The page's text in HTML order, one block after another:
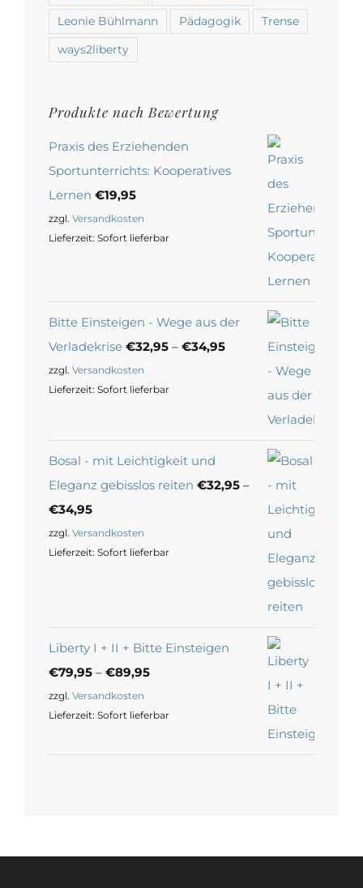
Leonie Bühlmann Pädagogik Trense
ways2liberty
Produkte nach Bewertung
Praxis des Erziehenden
Sportunterrichts: Kooperatives
Lernen €19,95
zzgl. Versandkosten
Lieferzeit: Sofort lieferbar
Bitte Einsteigen - Wege aus der
Verladekrise €32,95 – €34,95
zzgl. Versandkosten
Lieferzeit: Sofort lieferbar
Bosal - mit Leichtigkeit und
Eleganz gebisslos reiten €32,95 –
€34,95
zzgl. Versandkosten
Lieferzeit: Sofort lieferbar
Liberty I + II + Bitte Einsteigen
€79,95 – €89,95
zzgl. Versandkosten
Lieferzeit: Sofort lieferbar